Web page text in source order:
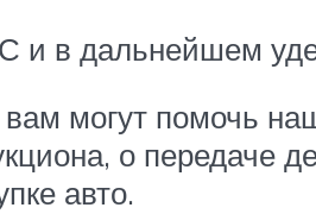
и в дальнейшем
могут помочь
о передаче
авто.